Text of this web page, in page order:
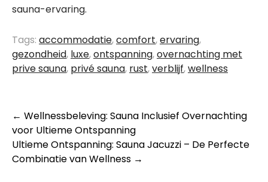
sauna-ervaring.
Tags: accommodatie,comfort,ervaring,
gezondheid, luxe,ontspanning,overnachting met
prive sauna, privé sauna, rust,verblijf,wellness
Berichtnavigatie
← Wellnessbeleving: Sauna Inclusief Overnachting
voor Ultieme Ontspanning
Ultieme Ontspanning: Sauna Jacuzzi – De Perfecte
Combinatie van Wellness →